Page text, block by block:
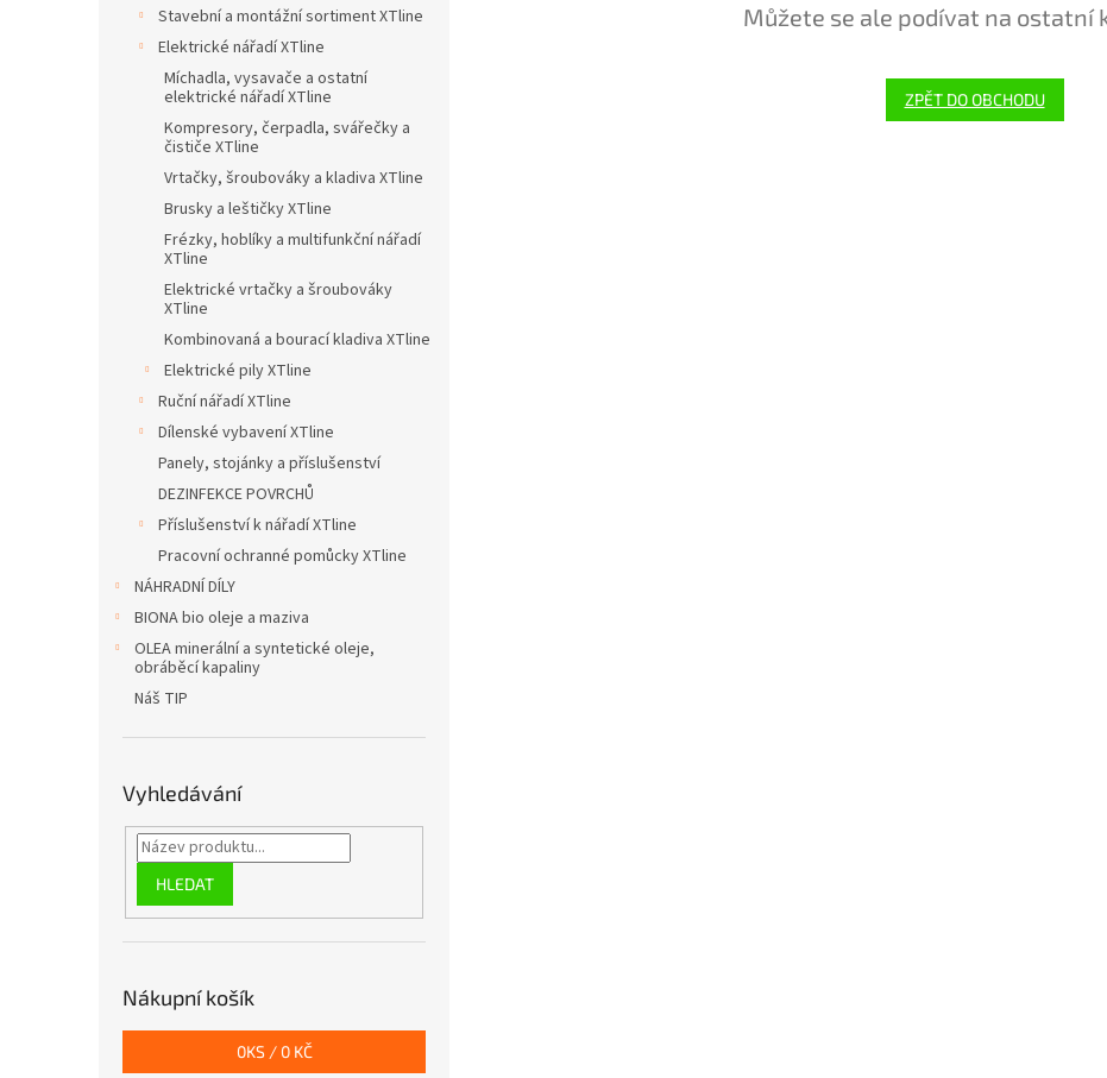
Stavební a montážní sortiment XTline
Elektrické nářadí XTline
Míchadla, vysavače a ostatní
elektrické nářadí XTline
Kompresory, čerpadla, svářečky a
čističe XTline
Vrtačky, šroubováky a kladiva XTline
Brusky a leštičky XTline
Frézky, hoblíky a multifunkční nářadí
XTline
Elektrické vrtačky a šroubováky
XTline
Kombinovaná a bourací kladiva XTline
Elektrické pily XTline
Ruční nářadí XTline
Dílenské vybavení XTline
Panely, stojánky a příslušenství
DEZINFEKCE POVRCHŮ
Příslušenství k nářadí XTline
Pracovní ochranné pomůcky XTline
NÁHRADNÍ DÍLY
BIONA bio oleje a maziva
OLEA minerální a syntetické oleje,
obráběcí kapaliny
Náš TIP
Vyhledávání
HLEDAT
Nákupní košík
0KS / 0 KČ
Můžete se ale podívat na ostatní
ZPĚT DO OBCHODU